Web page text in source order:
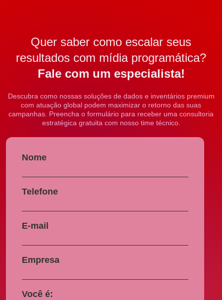
Quer saber como escalar seus
resultados com mídia programática?
Fale com um especialista!
Descubra como nossas soluções de dados e inventários premium
com atuação global podem maximizar o retorno das suas
campanhas. Preencha o formulário para receber uma consultoria
estratégica gratuita com nosso time técnico.
Nome
Telefone
E-mail
Empresa
Você é: